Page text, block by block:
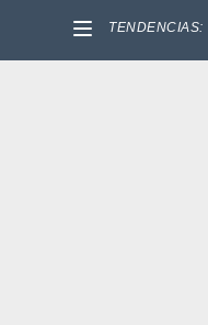
TENDENCIAS: